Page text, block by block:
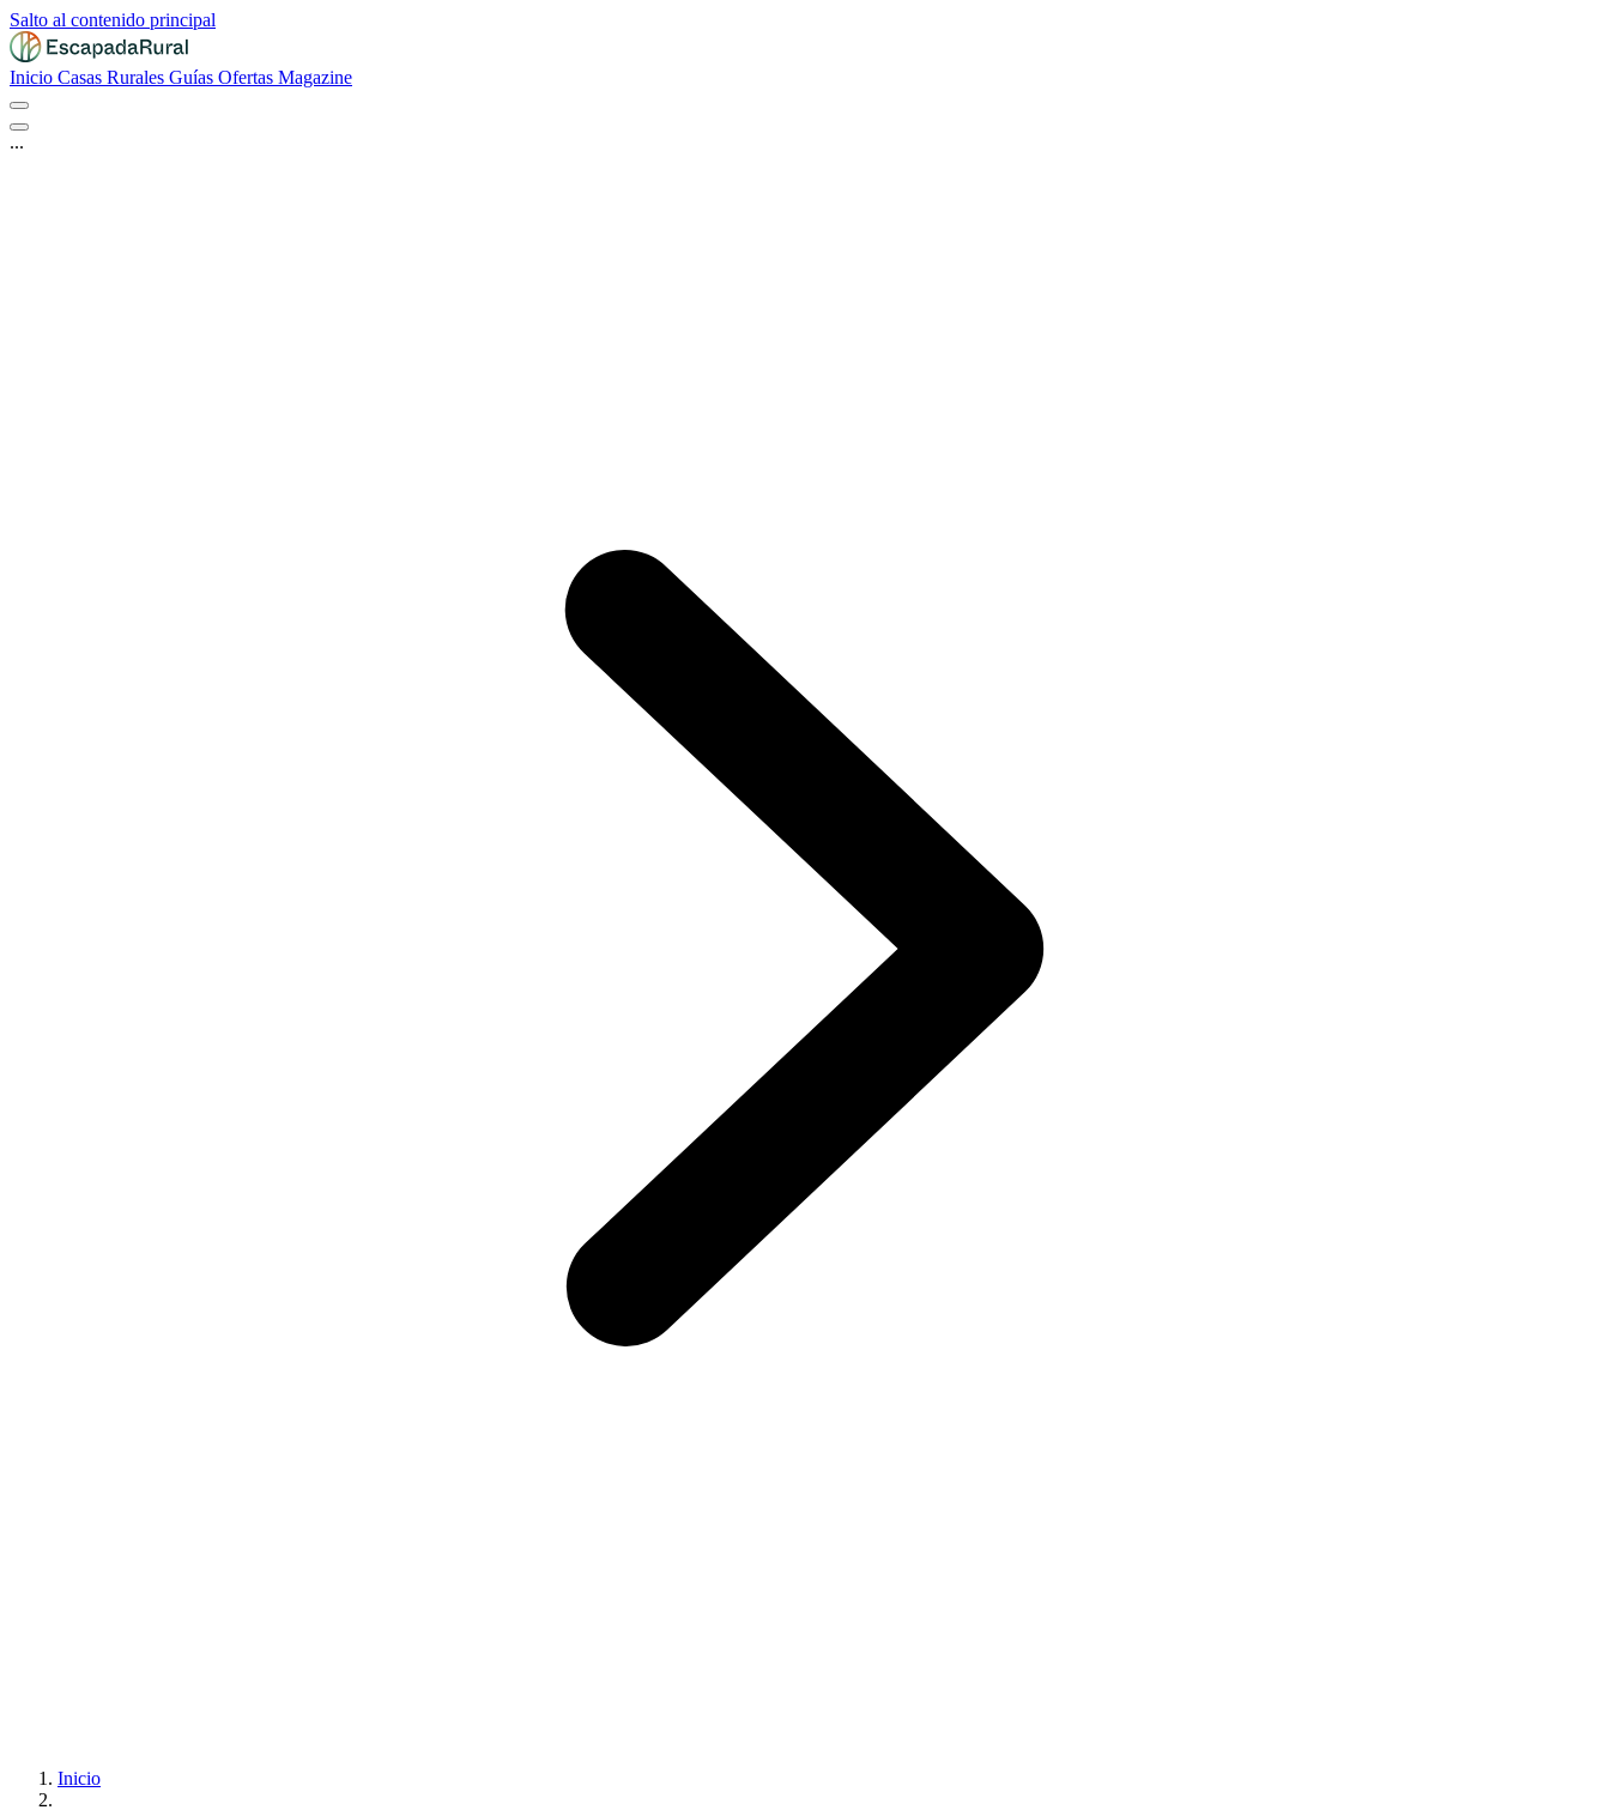
Salto al contenido principal
Inicio Casas Rurales Guías Ofertas Magazine
...
Inicio